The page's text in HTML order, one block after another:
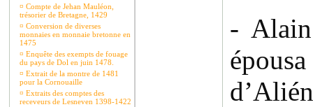
¤ Compte de Jehan Mauléon,
trésorier de Bretagne, 1429
¤ Conversion de diverses
monnaies en monnaie bretonne en
1475
¤ Enquête des exempts de fouage
du pays de Dol en juin 1478.
¤ Extrait de la montre de 1481
pour la Cornouaille
¤ Extraits des comptes des
receveurs de Lesneven 1398-1422
-